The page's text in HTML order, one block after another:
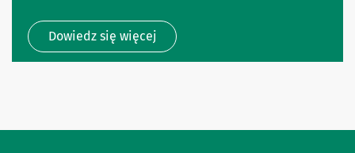
Dowiedz się więcej